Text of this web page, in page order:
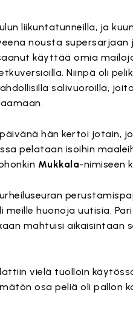
liikuntatunneilla, ja
nousta supersarjaan
käyttää omia
Niinpä oli
salivuoroilla,
hän kertoi jotain,
pelataan isoihin
Mukkala-nimiseen
meille huonoja uutisia.
mahtuisi aikaisintaan
vielä tuolloin
osa peliä oli pallon